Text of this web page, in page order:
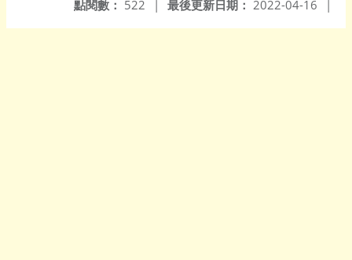
最後更新日期： 2022-04-16 |
點閱數： 522 |